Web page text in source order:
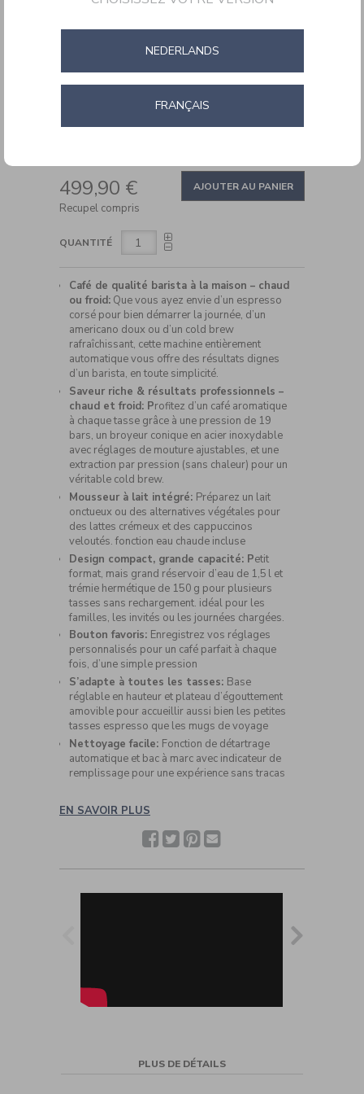
Café
Automatique
a-
cafe-
entierement-
automatique-
ADD
TO
CART
PRODUCT
ACTIONS
499,90 €
Recupel compris
QUANTITÉ
AJOUTER AU PANIER
Café de qualité barista à la maison – chaud
ou froid:Que vous ayez envie d’un espresso
corsé pour bien démarrer la journée, d’un
americano doux ou d’un cold brew
rafraîchissant, cette machine entièrement
automatique vous offre des résultats dignes
d’un barista, en toute simplicité.
Saveur riche & résultats professionnels –
chaud et froid: Profitez d’un café aromatique
à chaque tasse grâce à une pression de 19
bars, un broyeur conique en acier inoxydable
avec réglages de mouture ajustables, et une
extraction par pression (sans chaleur) pour un
véritable cold brew.
Mousseur à lait intégré: Préparez un lait
onctueux ou des alternatives végétales pour
des lattes crémeux et des cappuccinos
veloutés. fonction eau chaude incluse
Design compact, grande capacité: Petit
format, mais grand réservoir d’eau de 1,5 l et
trémie hermétique de 150 g pour plusieurs
tasses sans rechargement. idéal pour les
familles, les invités ou les journées chargées.
Bouton favoris: Enregistrez vos réglages
personnalisés pour un café parfait à chaque
fois, d’une simple pression
S’adapte à toutes les tasses: Base
réglable en hauteur et plateau d’égouttement
amovible pour accueillir aussi bien les petites
tasses espresso que les mugs de voyage
Nettoyage facile: Fonction de détartrage
automatique et bac à marc avec indicateur de
remplissage pour une expérience sans tracas
EN SAVOIR PLUS
Facebook
TwitterPinterestPartager
avec
ami(e)
PLUS DE DÉTAILS
NEDERLANDS
FRANÇAIS